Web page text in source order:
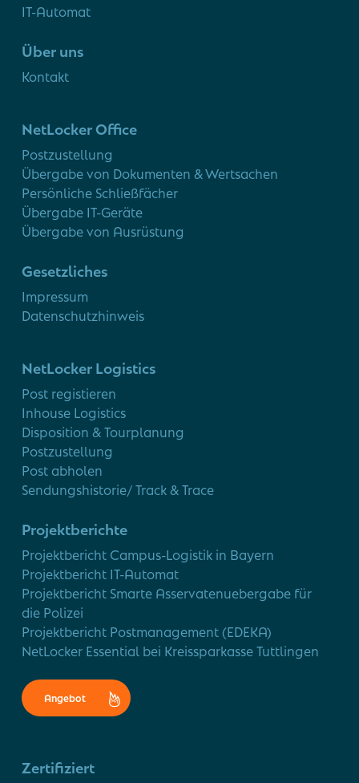
IT-Automat
Über uns
Kontakt
NetLocker Office
Postzustellung
Übergabe von Dokumenten & Wertsachen
Persönliche Schließfächer
Übergabe IT-Geräte
Übergabe von Ausrüstung
Gesetzliches
Impressum
Datenschutzhinweis
NetLocker Logistics
Post registieren
Inhouse Logistics
Disposition & Tourplanung
Postzustellung
Post abholen
Sendungshistorie/ Track & Trace
Projektberichte
Projektbericht Campus-Logistik in Bayern
Projektbericht IT-Automat
Projektbericht Smarte Asservatenuebergabe für
die Polizei
Projektbericht Postmanagement (EDEKA)
NetLocker Essential bei Kreissparkasse Tuttlingen
Angebot
Zertifiziert